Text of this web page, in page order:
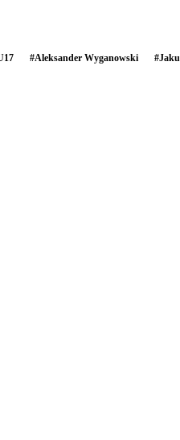
#Aleksander Wyganowski #